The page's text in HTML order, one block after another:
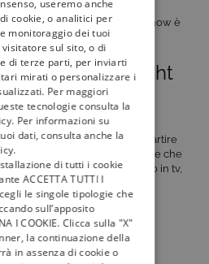
Italia” faranno parte anche
guidata daRocco Tanica
. Lo show è
“Saturday Night
video e ospiti noti e inusuali,
su TV8, ogni sabato sera a partire
una serie di serate più comiche che
sulle prossime novità in arrivo in tv,
diTivù La Guida
debutta su Canale 5 HD…
useremo anche
cookie, o analitici per
monitoraggio dei tuoi
sul sito, o di
di terze parti, per inviarti
mirati o personalizzare i
Per maggiori
tecnologie consulta la
Per informazioni su
dati, consulta anche la
di tutti i cookie
ACCETTA TUTTI I
le singole tipologie che
sull’apposito
I COOKIE. Clicca sulla "X"
la continuazione della
in assenza di cookie o